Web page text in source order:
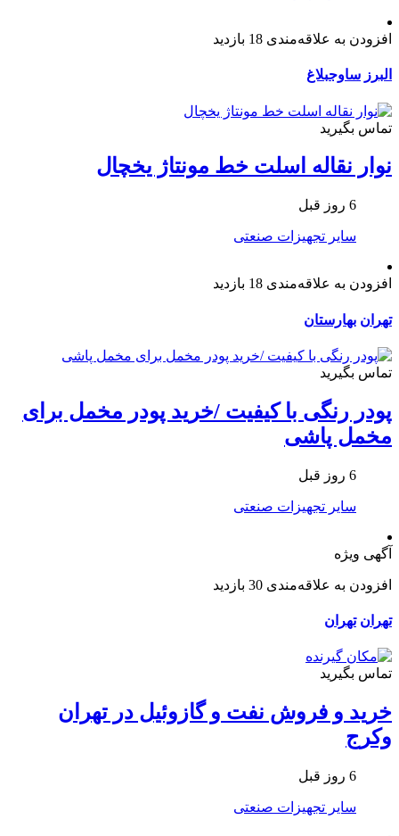
افزودن به علاقه‌مندی 18 بازدید
البرز ساوجبلاغ
تماس بگیرید
نوار نقاله اسلت خط مونتاژ یخچال
6 روز قبل
سایر تجهیزات صنعتی
افزودن به علاقه‌مندی 18 بازدید
تهران بهارستان
تماس بگیرید
پودر رنگی با کیفیت /خرید پودر مخمل برای
مخمل پاشی
6 روز قبل
سایر تجهیزات صنعتی
آگهی ویژه
افزودن به علاقه‌مندی 30 بازدید
تهران تهران
تماس بگیرید
خرید و فروش نفت و گازوئیل در تهران
وکرج
6 روز قبل
سایر تجهیزات صنعتی